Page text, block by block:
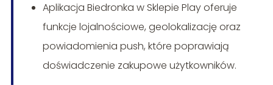
Aplikacja Biedronka w Sklepie Play oferuje
funkcje lojalnościowe, geolokalizację oraz
powiadomienia push, które poprawiają
doświadczenie zakupowe użytkowników.